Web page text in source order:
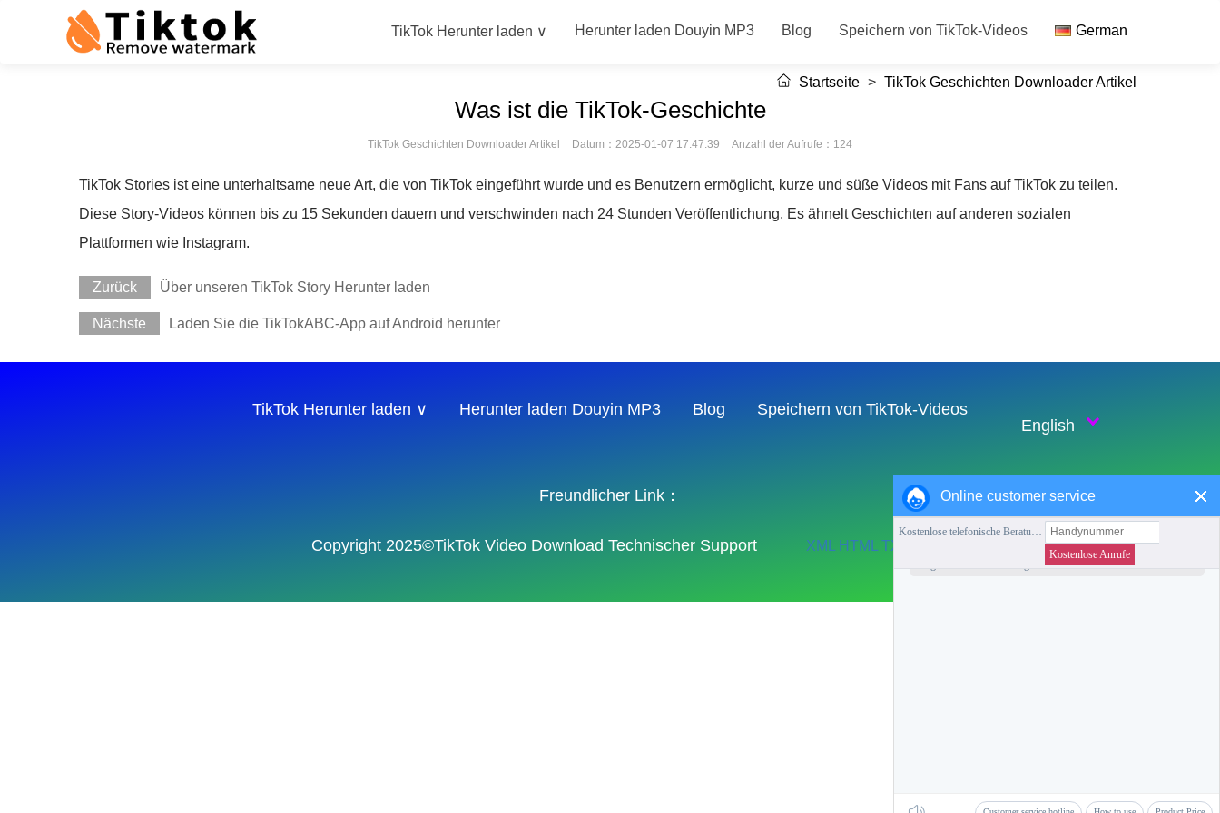
TikTok Herunter laden ∨ Herunter laden Douyin MP3 Blog Speichern von TikTok-Videos German
Startseite > TikTok Geschichten Downloader Artikel
Was ist die TikTok-Geschichte
TikTok Geschichten Downloader Artikel Datum：2025-01-07 17:47:39 Anzahl der Aufrufe：124
TikTok Stories ist eine unterhaltsame neue Art, die von TikTok eingeführt wurde und es Benutzern ermöglicht, kurze und süße Videos mit Fans auf TikTok zu teilen.
Diese Story-Videos können bis zu 15 Sekunden dauern und verschwinden nach 24 Stunden Veröffentlichung. Es ähnelt Geschichten auf anderen sozialen
Plattformen wie Instagram.
Zurück Über unseren TikTok Story Herunter laden
Nächste Laden Sie die TikTokABC-App auf Android herunter
TikTok Herunter laden ∨ Herunter laden Douyin MP3 Blog
Speichern von TikTok-Videos
English
Freundlicher Link：
Copyright 2025©TikTok Video Download Technischer Support XML HTML TXT
Online customer service